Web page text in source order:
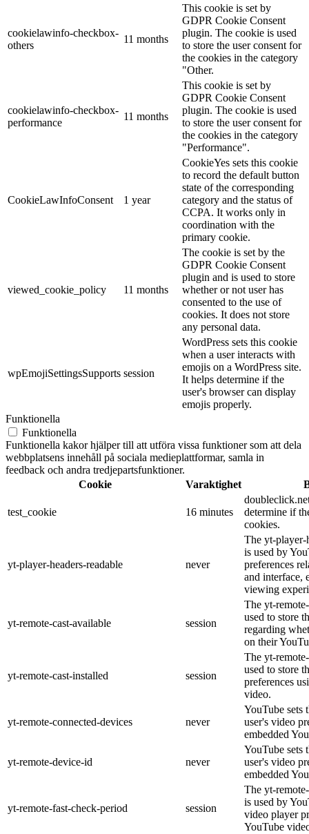
cookielawinfo-checkbox-
others
11 months
This cookie is set by
GDPR Cookie Consent
plugin. The cookie is used
to store the user consent for
the cookies in the category
"Other.
cookielawinfo-checkbox-
performance
11 months
This cookie is set by
GDPR Cookie Consent
plugin. The cookie is used
to store the user consent for
the cookies in the category
"Performance".
CookieLawInfoConsent 1 year
CookieYes sets this cookie
to record the default button
state of the corresponding
category and the status of
CCPA. It works only in
coordination with the
primary cookie.
viewed_cookie_policy 11 months
The cookie is set by the
GDPR Cookie Consent
plugin and is used to store
whether or not user has
consented to the use of
cookies. It does not store
any personal data.
wpEmojiSettingsSupports session
WordPress sets this cookie
when a user interacts with
emojis on a WordPress site.
It helps determine if the
user's browser can display
emojis properly.
Funktionella
Funktionella
Funktionella kakor hjälper till att utföra vissa funktioner som att dela
webbplatsens innehåll på sociala medieplattformar, samla in
feedback och andra tredjepartsfunktioner.
Cookie
Varaktighet
test_cookie 16 minutes
determine if
cookies.
yt-player-headers-readable never
The yt-player-
is used by
preferences
and interface,
viewing
yt-remote-cast-available session
The yt-
used to store
regarding
on their
yt-remote-cast-installed session
The yt-
used to store
preferences
video.
yt-remote-connected-devices never
YouTube sets
user's video
embedded
yt-remote-device-id never
YouTube sets
user's video
embedded
yt-remote-fast-check-period session
The yt-
is used by
video player
YouTube